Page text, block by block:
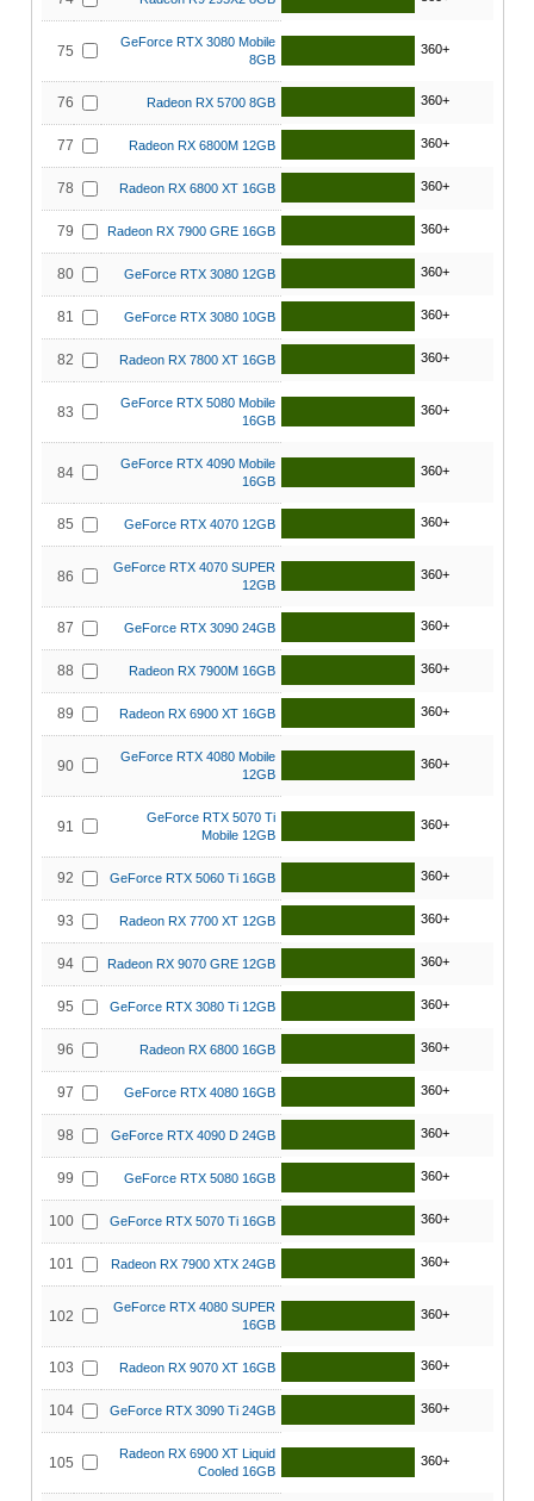
75
GeForce RTX 3080 Mobile
8GB
360+
76 Radeon RX 5700 8GB 360+
77 Radeon RX 6800M 12GB 360+
78 Radeon RX 6800 XT 16GB 360+
79 Radeon RX 7900 GRE 16GB 360+
80 GeForce RTX 3080 12GB 360+
81 GeForce RTX 3080 10GB 360+
82 Radeon RX 7800 XT 16GB 360+
83
GeForce RTX 5080 Mobile
16GB
360+
84
GeForce RTX 4090 Mobile
16GB
360+
85 GeForce RTX 4070 12GB 360+
86
GeForce RTX 4070 SUPER
12GB
360+
87 GeForce RTX 3090 24GB 360+
88 Radeon RX 7900M 16GB 360+
89 Radeon RX 6900 XT 16GB 360+
90
GeForce RTX 4080 Mobile
12GB
360+
91
GeForce RTX 5070 Ti
Mobile 12GB
360+
92 GeForce RTX 5060 Ti 16GB 360+
93 Radeon RX 7700 XT 12GB 360+
94 Radeon RX 9070 GRE 12GB 360+
95 GeForce RTX 3080 Ti 12GB 360+
96 Radeon RX 6800 16GB 360+
97 GeForce RTX 4080 16GB 360+
98 GeForce RTX 4090 D 24GB 360+
99 GeForce RTX 5080 16GB 360+
100 GeForce RTX 5070 Ti 16GB 360+
101 Radeon RX 7900 XTX 24GB 360+
102
GeForce RTX 4080 SUPER
16GB
360+
103 Radeon RX 9070 XT 16GB 360+
104 GeForce RTX 3090 Ti 24GB 360+
105
Radeon RX 6900 XT Liquid
Cooled 16GB
360+